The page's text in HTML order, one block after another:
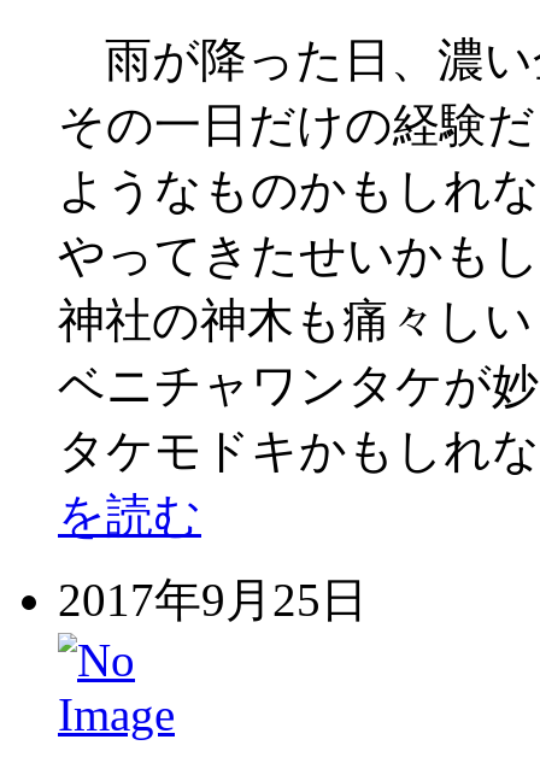
雨が降った日、濃
その一日だけの経験
ようなものかもしれ
やってきたせいかも
神社の神木も痛々し
ベニチャワンタケが
タケモドキかもしれ
を読む
2017年9月25日